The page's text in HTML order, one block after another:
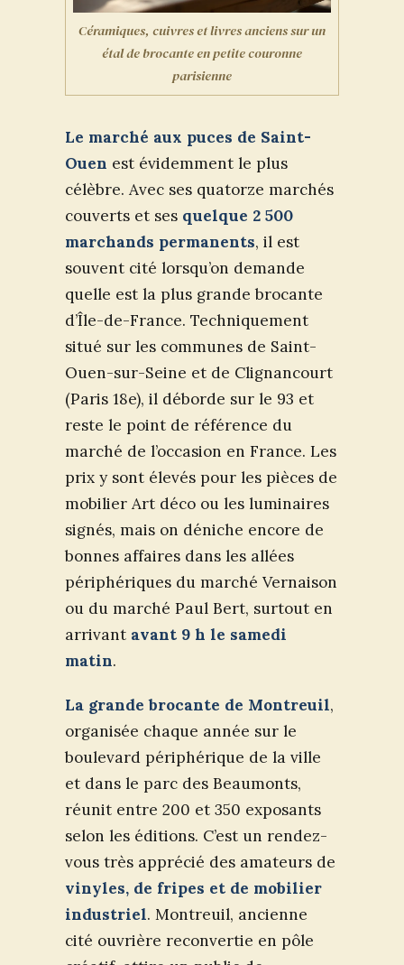
Céramiques, cuivres et livres anciens sur un
étal de brocante en petite couronne
parisienne
Le marché aux puces de Saint-
Ouen est évidemment le plus
célèbre. Avec ses quatorze marchés
couverts et ses quelque 2 500
marchands permanents, il est
souvent cité lorsqu’on demande
quelle est la plus grande brocante
d’Île-de-France. Techniquement
situé sur les communes de Saint-
Ouen-sur-Seine et de Clignancourt
(Paris 18e), il déborde sur le 93 et
reste le point de référence du
marché de l’occasion en France. Les
prix y sont élevés pour les pièces de
mobilier Art déco ou les luminaires
signés, mais on déniche encore de
bonnes affaires dans les allées
périphériques du marché Vernaison
ou du marché Paul Bert, surtout en
arrivant avant 9 h le samedi
matin.
La grande brocante de Montreuil,
organisée chaque année sur le
boulevard périphérique de la ville
et dans le parc des Beaumonts,
réunit entre 200 et 350 exposants
selon les éditions. C’est un rendez-
vous très apprécié des amateurs de
vinyles, de fripes et de mobilier
industriel. Montreuil, ancienne
cité ouvrière reconvertie en pôle